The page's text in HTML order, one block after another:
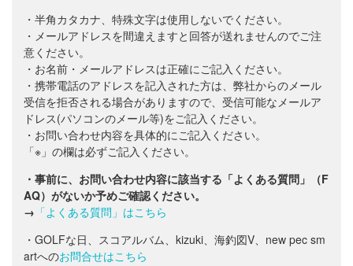
・半角カタカナ、特殊文字は使用しないでください。
・メールアドレスを間違えますと回答が送れませんのでご注
意ください。
・お名前・メールアドレスは正確にご記入ください。
・携帯電話のアドレスを記入された方は、弊社からのメール
受信を拒否される場合がありますので、受信可能なメールア
ドレス(パソコンのメール等)をご記入ください。
・お問い合わせ内容を具体的にご記入ください。
「※」の欄は必ずご記入ください。
・事前に、お問い合わせ内容に該当する「よくある質問」（F
AQ）がないか予めご確認ください。
→ 「よくある質問」はこちら
・GOLFな日、スコアルバム、kizuki、海釣図V、new pec sm
artへのお問合せはこちら